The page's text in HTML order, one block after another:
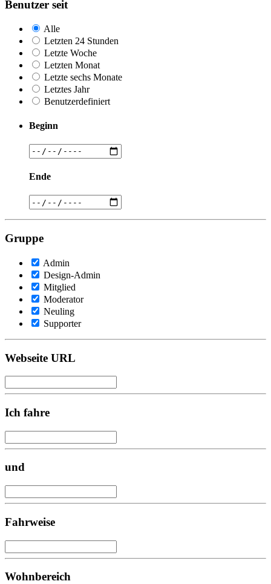
Benutzer seit
Alle
Letzten 24 Stunden
Letzte Woche
Letzten Monat
Letzte sechs Monate
Letztes Jahr
Benutzerdefiniert
Beginn
Ende
Gruppe
Admin
Design-Admin
Mitglied
Moderator
Neuling
Supporter
Webseite URL
Ich fahre
und
Fahrweise
Wohnbereich